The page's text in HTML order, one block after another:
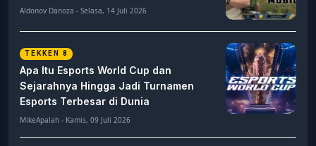
Aldonov Danoza - Selasa, 14 Juli 2026
TEKKEN 8
Apa Itu Esports World Cup dan
Sejarahnya Hingga Jadi Turnamen
Esports Terbesar di Dunia
MikeApalah - Kamis, 09 Juli 2026